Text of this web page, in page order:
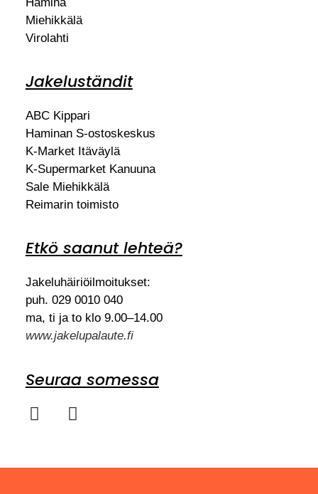
Miehikkälä
Virolahti
Jakeluständit
ABC Kippari
Haminan S-ostoskeskus
K-Market Itäväylä
K-Supermarket Kanuuna
Sale Miehikkälä
Reimarin toimisto
Etkö saanut lehteä?
Jakeluhäiriöilmoitukset:
puh. 029 0010 040
ma, ti ja to klo 9.00–14.00
www.jakelupalaute.fi
Seuraa somessa